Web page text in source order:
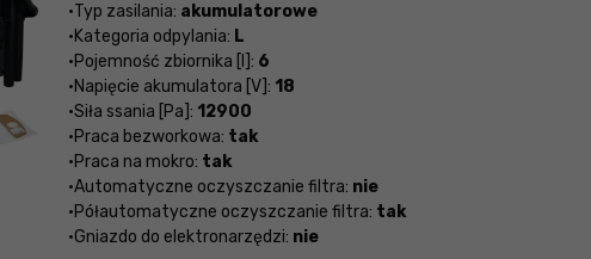
Typ zasilania: akumulatorowe
Kategoria odpylania: L
Pojemność zbiornika [l]: 6
Napięcie akumulatora [V]: 18
Siła ssania [Pa]: 12900
Praca bezworkowa: tak
Praca na mokro: tak
Automatyczne oczyszczanie filtra: nie
Półautomatyczne oczyszczanie filtra: tak
Gniazdo do elektronarzędzi: nie